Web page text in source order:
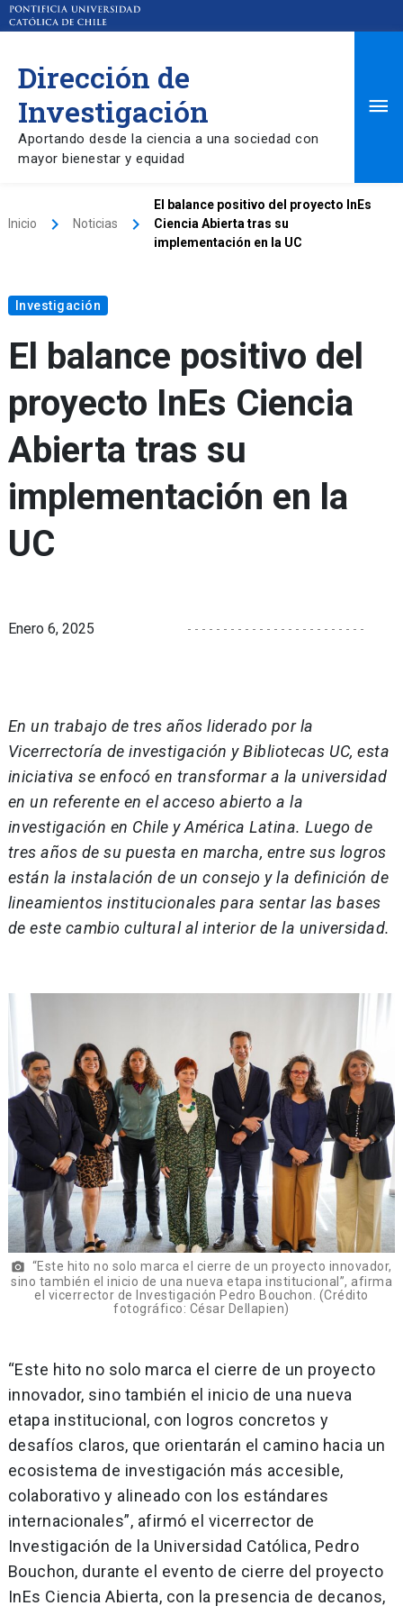
Dirección de
Investigación
Aportando desde la ciencia a una sociedad con
mayor bienestar y equidad
Inicio keyboard_arrow_right Noticias keyboard_arrow_right
El balance positivo del proyecto InEs
Ciencia Abierta tras su
implementación en la UC
Investigación
El balance positivo del
proyecto InEs Ciencia
Abierta tras su
implementación en la
UC
Enero 6, 2025
En un trabajo de tres años liderado por la
Vicerrectoría de investigación y Bibliotecas UC, esta
iniciativa se enfocó en transformar a la universidad
en un referente en el acceso abierto a la
investigación en Chile y América Latina. Luego de
tres años de su puesta en marcha, entre sus logros
están la instalación de un consejo y la definición de
lineamientos institucionales para sentar las bases
de este cambio cultural al interior de la universidad.
photo_camera “Este hito no solo marca el cierre de un proyecto innovador,
sino también el inicio de una nueva etapa institucional”, afirma
el vicerrector de Investigación Pedro Bouchon. (Crédito
fotográfico: César Dellapien)
“Este hito no solo marca el cierre de un proyecto
innovador, sino también el inicio de una nueva
etapa institucional, con logros concretos y
desafíos claros, que orientarán el camino hacia un
ecosistema de investigación más accesible,
colaborativo y alineado con los estándares
internacionales”, afirmó el vicerrector de
Investigación de la Universidad Católica, Pedro
Bouchon, durante el evento de cierre del proyecto
InEs Ciencia Abierta, con la presencia de decanos,